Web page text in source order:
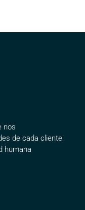
nos
de cada cliente
humana